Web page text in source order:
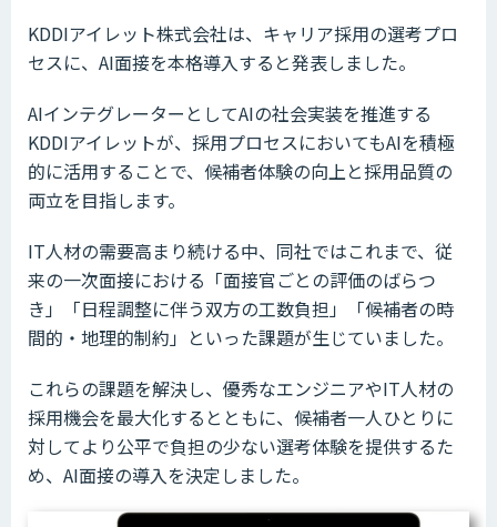
KDDIアイレット株式会社は、キャリア採用の選考プロ
セスに、AI面接を本格導入すると発表しました。
AIインテグレーターとしてAIの社会実装を推進する
KDDIアイレットが、採用プロセスにおいてもAIを積極
的に活用することで、候補者体験の向上と採用品質の
両立を目指します。
IT人材の需要高まり続ける中、同社ではこれまで、従
来の一次面接における「面接官ごとの評価のばらつ
き」「日程調整に伴う双方の工数負担」「候補者の時
間的・地理的制約」といった課題が生じていました。
これらの課題を解決し、優秀なエンジニアやIT人材の
採用機会を最大化するとともに、候補者一人ひとりに
対してより公平で負担の少ない選考体験を提供するた
め、AI面接の導入を決定しました。